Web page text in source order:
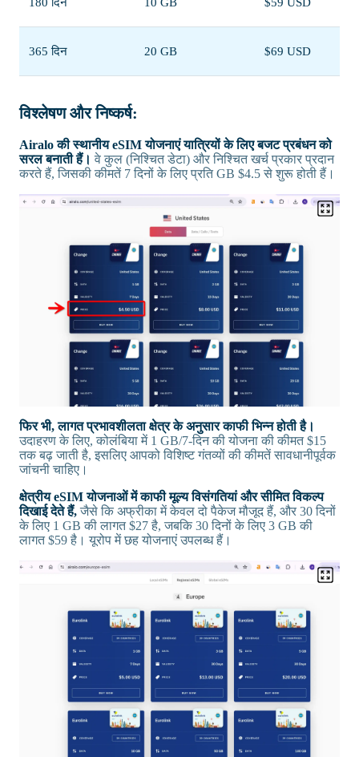
365 दिन 20 GB $69 USD
विश्लेषण और निष्कर्ष:
Airalo की स्थानीय eSIM योजनाएं यात्रियों के लिए बजट प्रबंधन को
सरल बनाती हैं। वे कुल (निश्चित डेटा) और निश्चित खर्च प्रकार प्रदान
करते हैं, जिसकी कीमतें 7 दिनों के लिए प्रति GB $4.5 से शुरू होती हैं।
फिर भी, लागत प्रभावशीलता क्षेत्र के अनुसार काफी भिन्न होती है।
उदाहरण के लिए, कोलंबिया में 1 GB/7-दिन की योजना की कीमत $15
तक बढ़ जाती है, इसलिए आपको विशिष्ट गंतव्यों की कीमतें सावधानीपूर्वक
जांचनी चाहिए।
क्षेत्रीय eSIM योजनाओं में काफी मूल्य विसंगतियां और सीमित विकल्प
दिखाई देते हैं,जैसे कि अफ्रीका में केवल दो पैकेज मौजूद हैं, और 30 दिनों
के लिए 1 GB की लागत $27 है, जबकि 30 दिनों के लिए 3 GB की
लागत $59 है। यूरोप में छह योजनाएं उपलब्ध हैं।